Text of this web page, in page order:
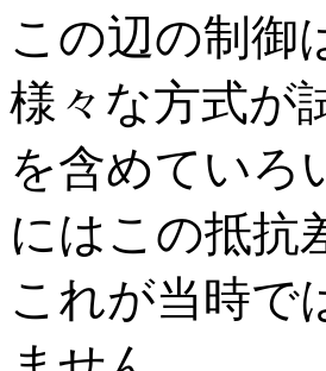
この辺の制御
様々な方式が
を含めていろ
にはこの抵抗
これが当時で